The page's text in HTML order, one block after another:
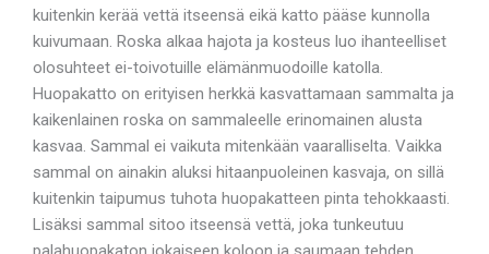
kuitenkin kerää vettä itseensä eikä katto pääse kunnolla
kuivumaan. Roska alkaa hajota ja kosteus luo ihanteelliset
olosuhteet ei-toivotuille elämänmuodoille katolla.
Huopakatto on erityisen herkkä kasvattamaan sammalta ja
kaikenlainen roska on sammaleelle erinomainen alusta
kasvaa. Sammal ei vaikuta mitenkään vaaralliselta. Vaikka
sammal on ainakin aluksi hitaanpuoleinen kasvaja, on sillä
kuitenkin taipumus tuhota huopakatteen pinta tehokkaasti.
Lisäksi sammal sitoo itseensä vettä, joka tunkeutuu